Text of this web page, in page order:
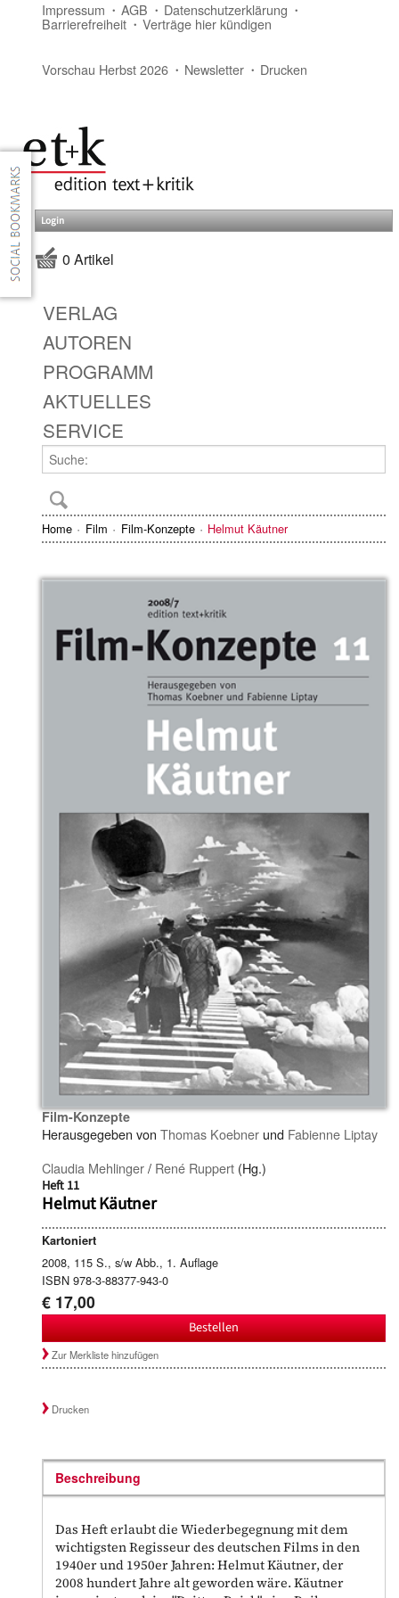
Impressum AGB Datenschutzerklärung
Barrierefreiheit Verträge hier kündigen
Vorschau Herbst 2026 Newsletter Drucken
Login
0 Artikel
VERLAG
AUTOREN
PROGRAMM
AKTUELLES
SERVICE
Home Film Film-Konzepte Helmut Käutner
Film-Konzepte
Herausgegeben von Thomas Koebner und Fabienne Liptay
Claudia Mehlinger/ René Ruppert (Hg.)
Heft 11
Helmut Käutner
Kartoniert
2008, 115 S., s/w Abb., 1. Auflage
ISBN 978-3-88377-943-0
€ 17,00
Bestellen
Zur Merkliste hinzufügen
Drucken
Beschreibung
Das Heft erlaubt die Wiederbegegnung mit dem
wichtigsten Regisseur des deutschen Films in den
1940er und 1950er Jahren: Helmut Käutner, der
2008 hundert Jahre alt geworden wäre. Käutner